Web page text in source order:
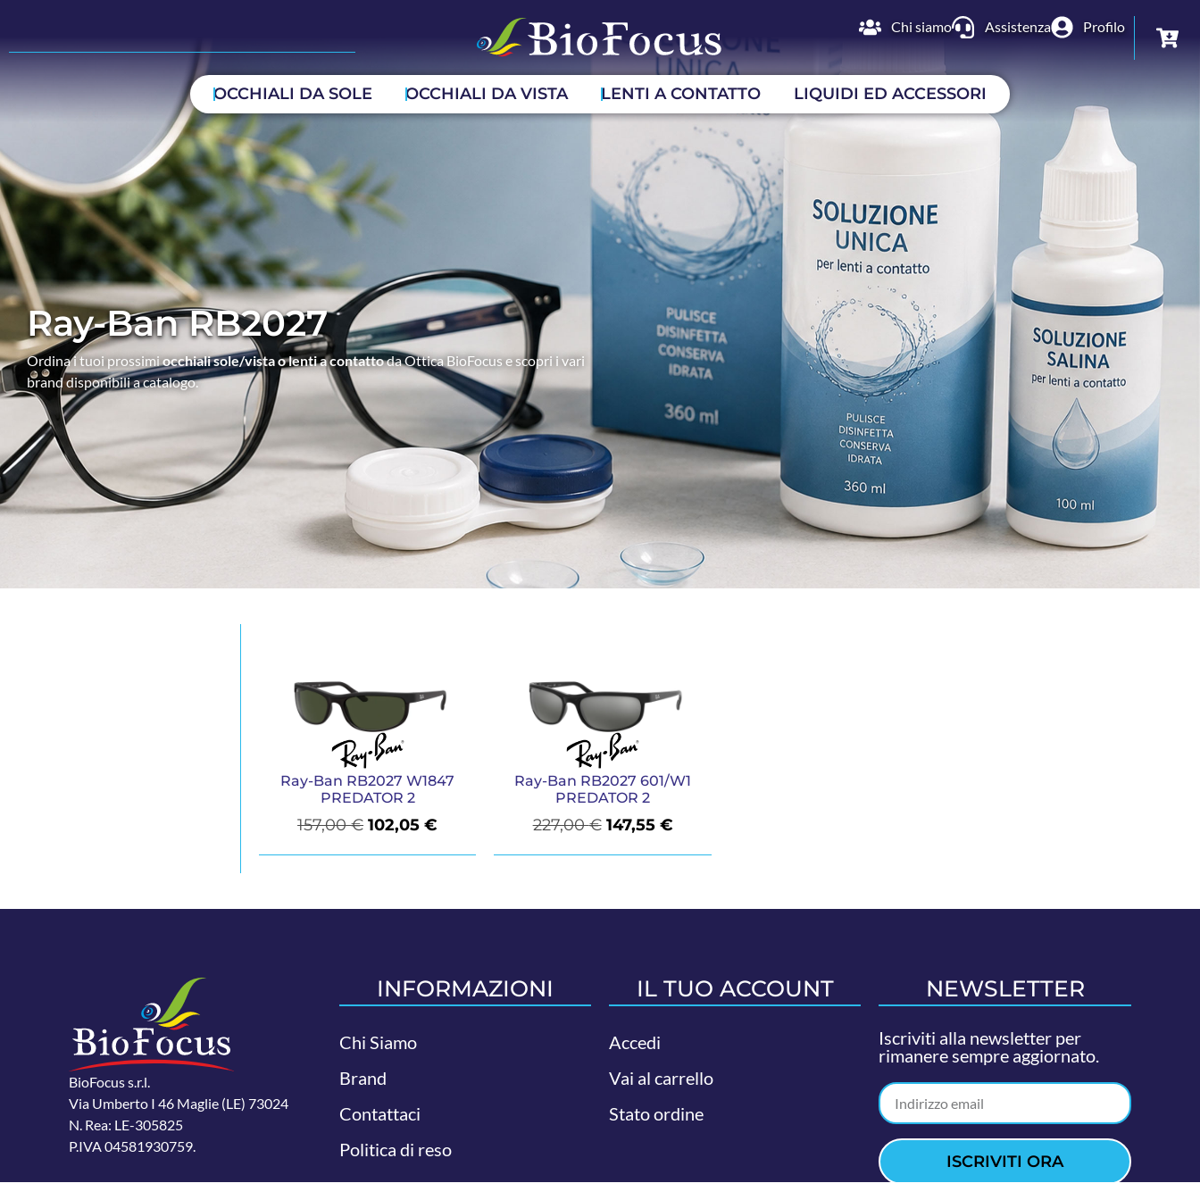
Chi siamo Assistenza Profilo
OCCHIALI DA SOLE OCCHIALI DA VISTA LENTI A CONTATTO LIQUIDI ED ACCESSORI
Ray-Ban RB2027
Ordina i tuoi prossimiocchiali sole/vista o lenti a contattoda Ottica BioFocus e scopri i vari
brand disponibili a catalogo.
Ray-Ban RB2027 W1847
PREDATOR 2
157,00€ 102,05€
Ray-Ban RB2027 601/W1
PREDATOR 2
227,00€ 147,55 €
BioFocus s.r.l.
Via Umberto I 46 Maglie (LE) 73024
N. Rea: LE-305825
P.IVA 04581930759.
INFORMAZIONI
Chi Siamo
Brand
Contattaci
Politica di reso
IL TUO ACCOUNT
Accedi
Vai al carrello
Stato ordine
NEWSLETTER
Iscriviti alla newsletter per
rimanere sempre aggiornato.
ISCRIVITI ORA